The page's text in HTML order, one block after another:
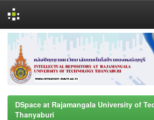
navigation
DSpace at Rajamangala University of
Thanyaburi